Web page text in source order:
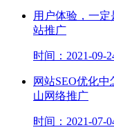
用户体验，一定
站推广
时间：2021-09-
网站SEO优化
山网络推广
时间：2021-07-